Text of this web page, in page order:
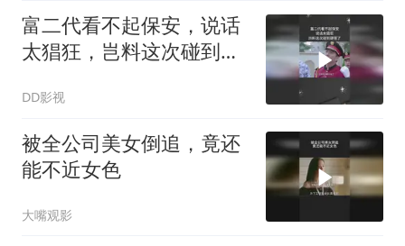
富二代看不起保安，说话
太猖狂，岂料这次碰到硬
DD影视
被全公司美女倒追，竟还
能不近女色
大嘴观影